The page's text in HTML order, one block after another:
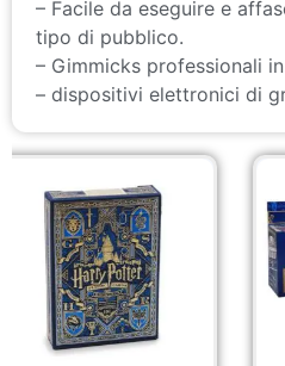
– Facile da eseguire e
tipo di pubblico.
– Gimmicks professionali
– dispositivi elettronici di